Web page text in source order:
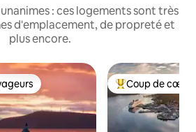
: ces logements sont très
d'emplacement, de propreté et
plus encore.
les plus appréciés Coups de cœur
Coup de cœur